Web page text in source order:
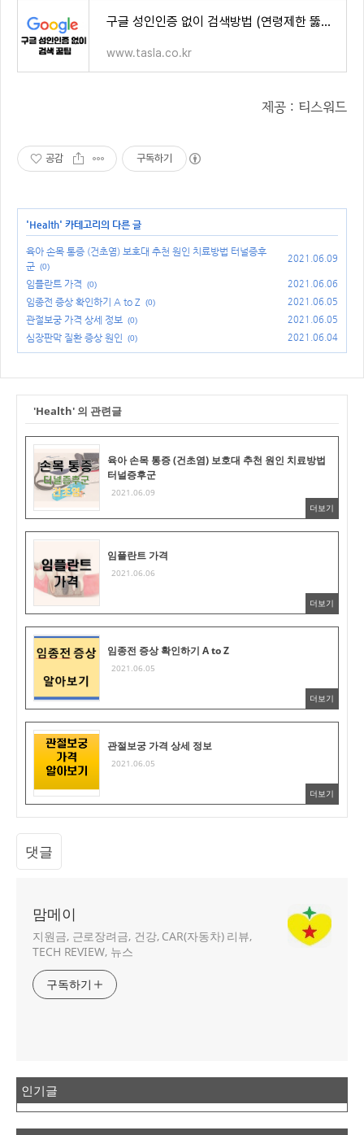
구글 성인인증 없이 검색방법 (연령제한 뚫기)
www.tasla.co.kr
제공 : 티스워드
공감 구독하기
'Health' 카테고리의 다른 글
육아 손목 통증 (건초염) 보호대 추천 원인 치료방법 터널증후
군 (0)
2021.06.09
임플란트 가격 (0) 2021.06.06
임종전 증상 확인하기 A to Z (0) 2021.06.05
관절보궁 가격 상세 정보 (0) 2021.06.05
심장판막 질환 증상 원인 (0) 2021.06.04
'Health' 의 관련글
육아 손목 통증 (건초염) 보호대 추천 원인 치료방법
터널증후군
2021.06.09
더보기
임플란트 가격
2021.06.06
더보기
임종전 증상 확인하기 A to Z
2021.06.05
더보기
관절보궁 가격 상세 정보
2021.06.05
더보기
댓글
맘메이
지원금, 근로장려금, 건강, CAR(자동차) 리뷰,
TECH REVIEW, 뉴스
구독하기
인기글